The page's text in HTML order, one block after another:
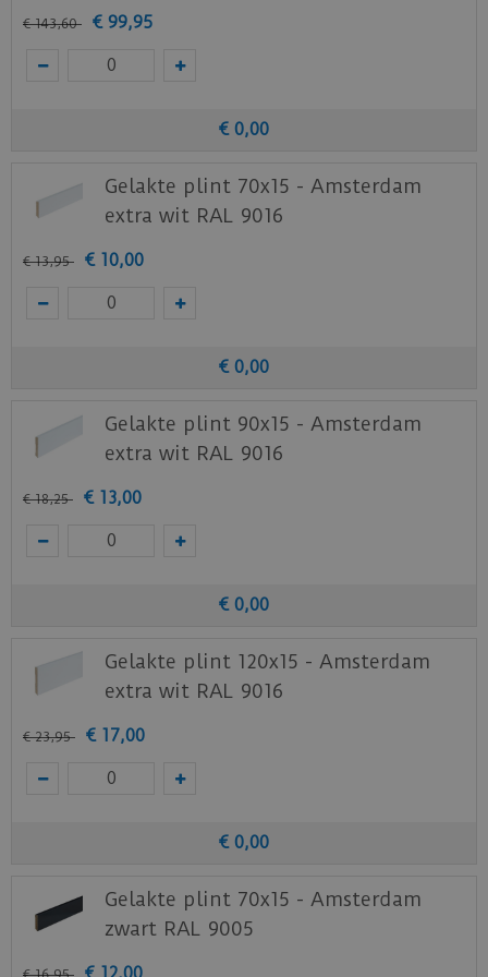
Staal aanvragen
Benieuwd hoe deze nieuwe vloer eruit ziet bij je
€ 143,60 € 99,95
€ 0,00
Gelakte plint 70x15 - Amsterdam
extra wit RAL 9016
€ 13,95 € 10,00
€ 0,00
Gelakte plint 90x15 - Amsterdam
extra wit RAL 9016
€ 18,25 € 13,00
€ 0,00
Gelakte plint 120x15 - Amsterdam
extra wit RAL 9016
€ 23,95 € 17,00
€ 0,00
Gelakte plint 70x15 - Amsterdam
zwart RAL 9005
€ 16,95 € 12,00